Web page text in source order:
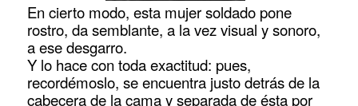
En cierto modo, esta mujer soldado pone
rostro, da semblante, a la vez visual y sonoro,
a ese desgarro.
Y lo hace con toda exactitud: pues,
recordémoslo, se encuentra justo detrás de la
cabecera de la cama y separada de ésta por